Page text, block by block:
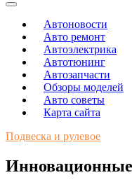
Автоновости
Авто ремонт
Автоэлектрика
Автотюнинг
Автозапчасти
Обзоры моделей
Авто советы
Карта сайта
Подвеска и рулевое
Инновационные